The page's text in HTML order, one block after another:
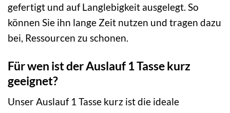
gefertigt und auf Langlebigkeit ausgelegt. So
können Sie ihn lange Zeit nutzen und tragen dazu
bei, Ressourcen zu schonen.
Für wen ist der Auslauf 1 Tasse kurz
geeignet?
Unser Auslauf 1 Tasse kurz ist die ideale